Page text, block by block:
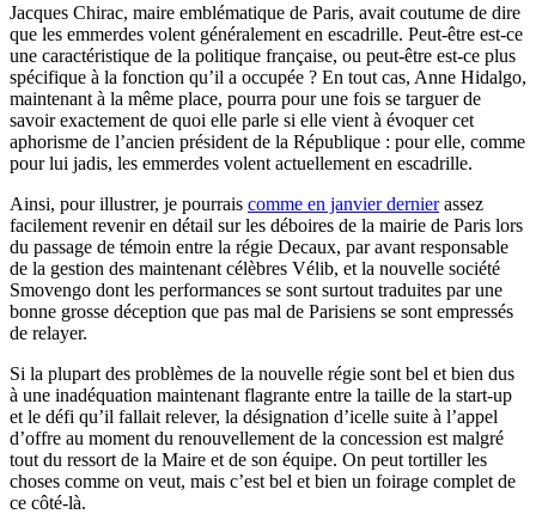
Jacques Chirac, maire emblématique de Paris, avait coutume de dire
que les emmerdes volent généralement en escadrille. Peut-être est-ce
une caractéristique de la politique française, ou peut-être est-ce plus
spécifique à la fonction qu’il a occupée ? En tout cas, Anne Hidalgo,
maintenant à la même place, pourra pour une fois se targuer de
savoir exactement de quoi elle parle si elle vient à évoquer cet
aphorisme de l’ancien président de la République : pour elle, comme
pour lui jadis, les emmerdes volent actuellement en escadrille.
Ainsi, pour illustrer, je pourrais comme en janvier dernierassez
facilement revenir en détail sur les déboires de la mairie de Paris lors
du passage de témoin entre la régie Decaux, par avant responsable
de la gestion des maintenant célèbres Vélib, et la nouvelle société
Smovengo dont les performances se sont surtout traduites par une
bonne grosse déception que pas mal de Parisiens se sont empressés
de relayer.
Si la plupart des problèmes de la nouvelle régie sont bel et bien dus
à une inadéquation maintenant flagrante entre la taille de la start-up
et le défi qu’il fallait relever, la désignation d’icelle suite à l’appel
d’offre au moment du renouvellement de la concession est malgré
tout du ressort de la Maire et de son équipe. On peut tortiller les
choses comme on veut, mais c’est bel et bien un foirage complet de
ce côté-là.